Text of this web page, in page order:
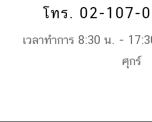
โทร. 02-107-
เวลาทำการ 8:30 น. -
ศุกร์